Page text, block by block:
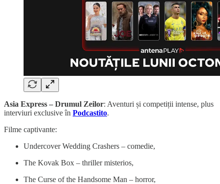
Asia Express – Drumul Zeilor: Aventuri și competiții intense, plus
interviuri exclusive în Podcastito.
Filme captivante:
Undercover Wedding Crashers – comedie,
The Kovak Box – thriller misterios,
The Curse of the Handsome Man – horror,